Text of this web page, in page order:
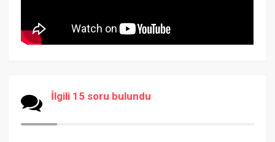
İlgili 15 soru bulundu